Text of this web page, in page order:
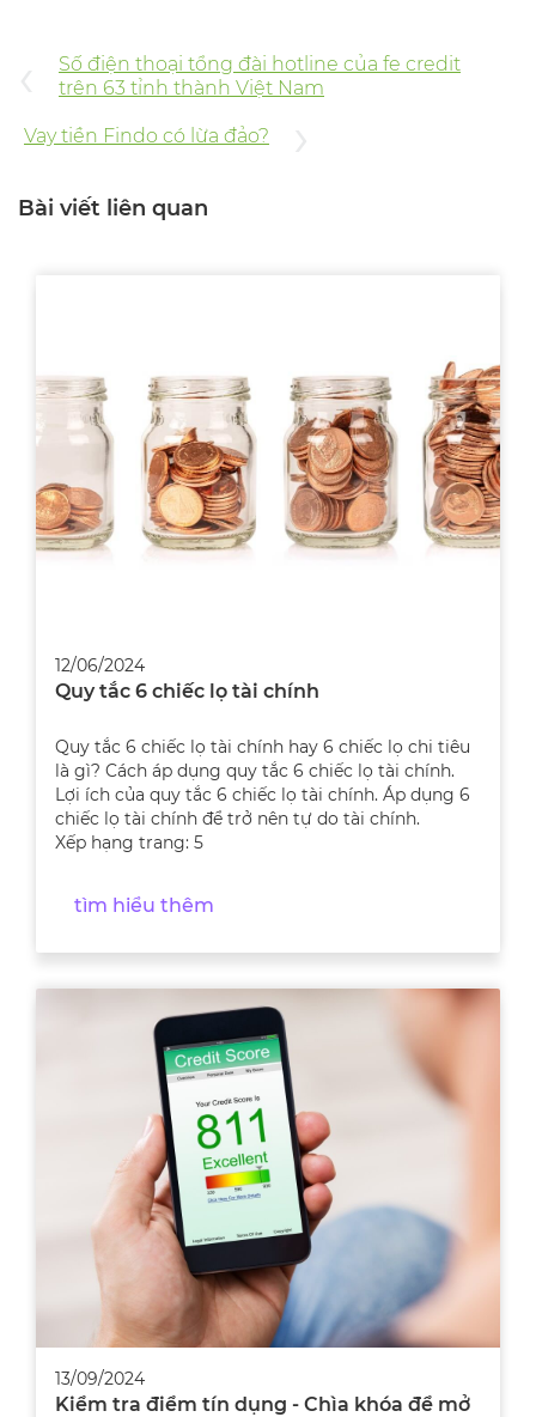
Số điện thoại tổng đài hotline của fe credit
trên 63 tỉnh thành Việt Nam
Vay tiền Findo có lừa đảo?
Bài viết liên quan
12/06/2024
Quy tắc 6 chiếc lọ tài chính
Quy tắc 6 chiếc lọ tài chính hay 6 chiếc lọ chi tiêu
là gì? Cách áp dụng quy tắc 6 chiếc lọ tài chính.
Lợi ích của quy tắc 6 chiếc lọ tài chính. Áp dụng 6
chiếc lọ tài chính để trở nên tự do tài chính.
Xếp hạng trang: 5
tìm hiểu thêm
13/09/2024
Kiểm tra điểm tín dụng - Chìa khóa để mở